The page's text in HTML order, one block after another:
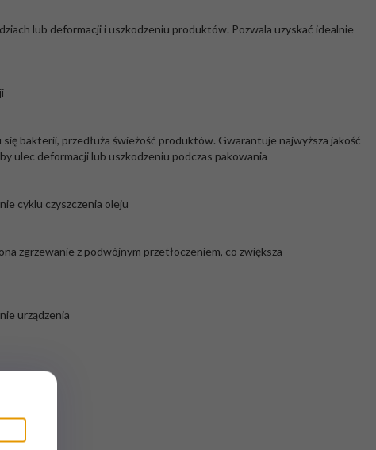
lub deformacji i uszkodzeniu produktów. Pozwala uzyskać idealnie
bakterii, przedłuża świeżość produktów. Gwarantuje najwyższa jakość
ulec deformacji lub uszkodzeniu podczas pakowania
cyklu czyszczenia oleju
zgrzewanie z podwójnym przetłoczeniem, co zwiększa
urządzenia